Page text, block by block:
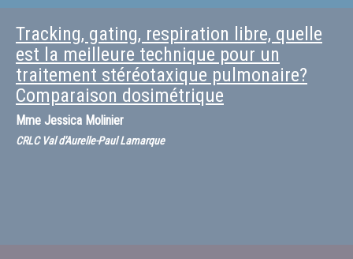
Tracking, gating, respiration libre, quelle
est la meilleure technique pour un
traitement stéréotaxique pulmonaire?
Comparaison dosimétrique
Mme Jessica Molinier
CRLC Val d'Aurelle-Paul Lamarque